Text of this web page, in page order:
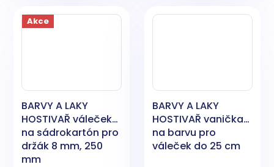
Akce
BARVY A LAKY
HOSTIVAŘ váleček
na sádrokartón pro
držák 8 mm, 250
mm
BARVY A LAKY
HOSTIVAŘ vanička
na barvu pro
váleček do 25 cm